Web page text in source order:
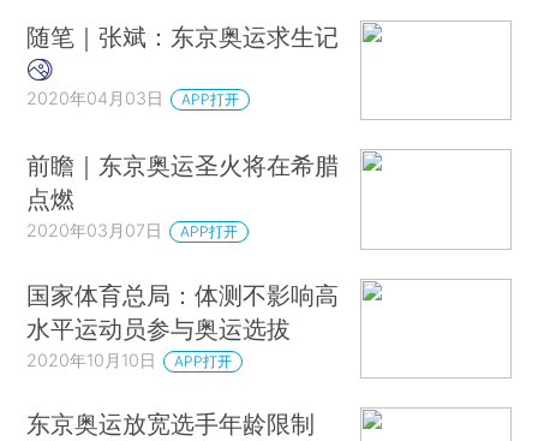
随笔｜张斌：东京奥运求生记
2020年04月03日 APP打开
前瞻｜东京奥运圣火将在希腊
点燃
2020年03月07日 APP打开
国家体育总局：体测不影响高
水平运动员参与奥运选拔
2020年10月10日 APP打开
东京奥运放宽选手年龄限制